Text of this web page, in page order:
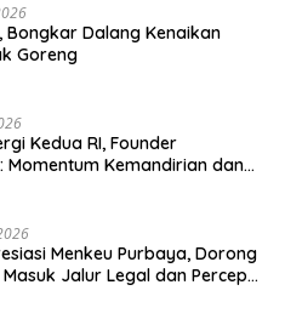
Bongkar Dalang Kenaikan
Goreng
Kedua RI, Founder
Momentum Kemandirian dan
Menkeu Purbaya, Dorong
Jalur Legal dan Percepat